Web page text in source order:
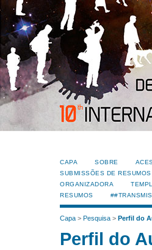
CAPA SOBRE
SUBMISSÕES DE RESUMOS
ORGANIZADORA
RESUMOS
Capa > Pesquisa > Perfil do
Perfil do